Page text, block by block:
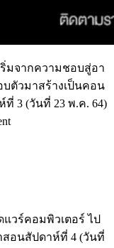
มจากความชอบสู่อา
บตัวมาสร้างเป็นคอน
3 (วันที่ 23 พ.ค. 64)
วร์คอมพิวเตอร์ ไป
อนสัปดาห์ที่ 4 (วันที่